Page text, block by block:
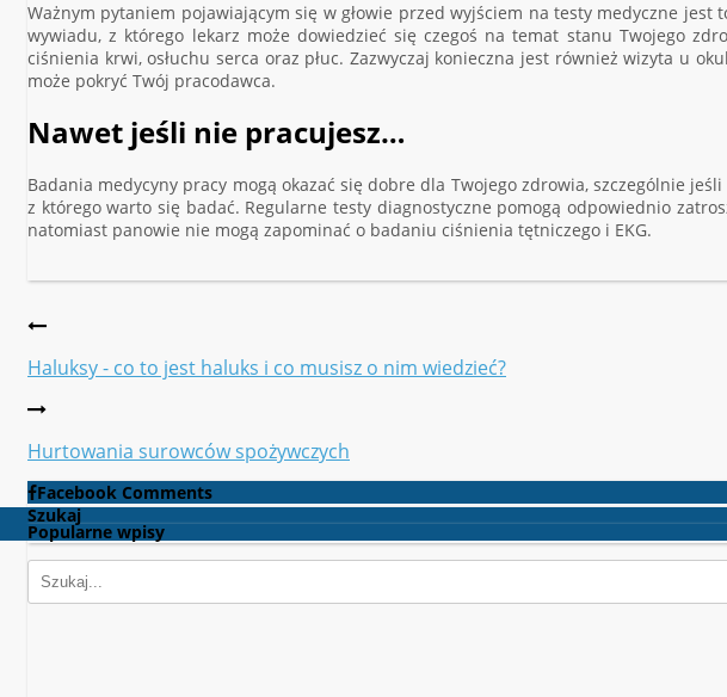
Ważnym pytaniem pojawiającym się w głowie przed wyjściem na testy medyczne
wywiadu, z którego lekarz może dowiedzieć się czegoś na temat stanu Twojego
ciśnienia krwi, osłuchu serca oraz płuc. Zazwyczaj konieczna jest również wizyta u
może pokryć Twój pracodawca.
Nawet jeśli nie pracujesz…
Badania medycyny pracy mogą okazać się dobre dla Twojego zdrowia, szczególnie
z którego warto się badać. Regularne testy diagnostyczne pomogą odpowiednio
natomiast panowie nie mogą zapominać o badaniu ciśnienia tętniczego i EKG.
Haluksy - co to jest haluks i co musisz o nim wiedzieć?
Hurtowania surowców spożywczych
Facebook Comments
Szukaj
Popularne wpisy